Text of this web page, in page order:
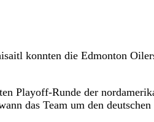
konnten die Edmonton
Playoff-Runde der
das Team um den